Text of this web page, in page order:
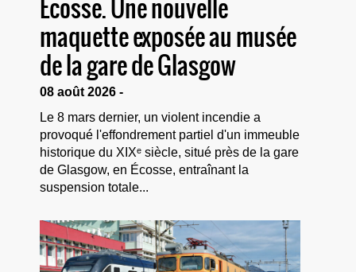
Écosse. Une nouvelle
maquette exposée au musée
de la gare de Glasgow
08 août 2026 -
Le 8 mars dernier, un violent incendie a
provoqué l'effondrement partiel d'un immeuble
historique du XIXᵉ siècle, situé près de la gare
de Glasgow, en Écosse, entraînant la
suspension totale...